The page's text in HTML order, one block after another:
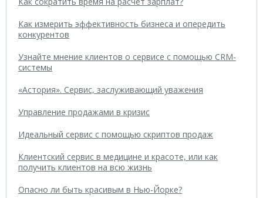
Как измерить эффективность бизнеса и опередить
конкурентов
Узнайте мнение клиентов о сервисе с помощью CRM-
системы
«Астория». Сервис, заслуживающий уважения
Управление продажами в кризис
Идеальный сервис с помощью скриптов продаж
Клиентский сервис в медицине и красоте, или как
получить клиентов на всю жизнь
Опасно ли быть красивым в Нью-Йорке?